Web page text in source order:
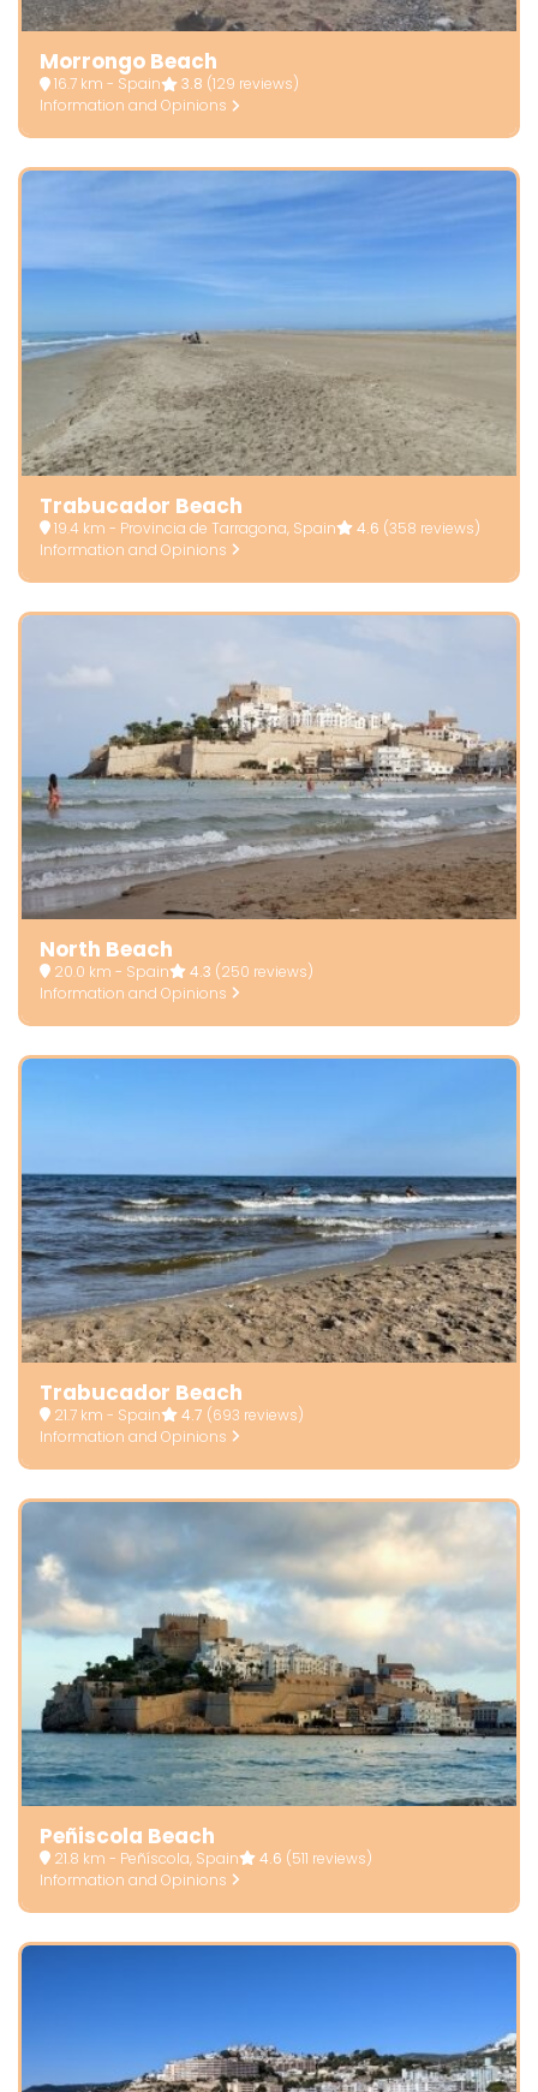
Morrongo Beach
16.7 km - Spain 3.8 (129 reviews)
Information and Opinions
Trabucador Beach
19.4 km - Provincia de Tarragona, Spain 4.6 (358 reviews)
Information and Opinions
North Beach
20.0 km - Spain 4.3 (250 reviews)
Information and Opinions
Trabucador Beach
21.7 km - Spain 4.7 (693 reviews)
Information and Opinions
Peñiscola Beach
21.8 km - Peñíscola, Spain 4.6 (511 reviews)
Information and Opinions